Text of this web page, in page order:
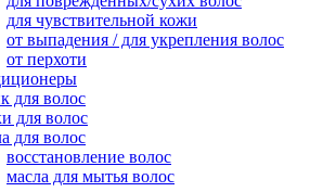
для чувствительной кожи
от выпадения / для укрепления волос
от перхоти
для волос
для волос
для волос
восстановление волос
масла для мытья волос